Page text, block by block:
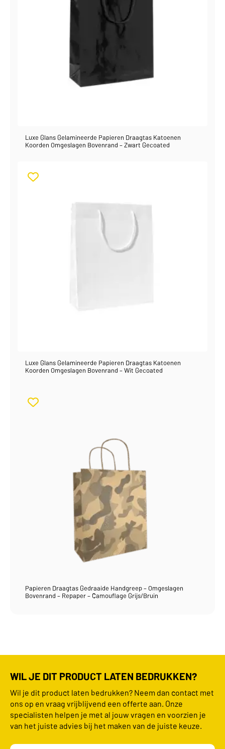
Luxe Glans Gelamineerde Papieren Draagtas Katoenen
Koorden Omgeslagen Bovenrand – Zwart Gecoated
Luxe Glans Gelamineerde Papieren Draagtas Katoenen
Koorden Omgeslagen Bovenrand – Wit Gecoated
Papieren Draagtas Gedraaide Handgreep – Omgeslagen
Bovenrand – Repaper – Camouflage Grijs/Bruin
WIL JE DIT PRODUCT LATEN BEDRUKKEN?
Wil je dit product laten bedrukken? Neem dan contact met
ons op en vraag vrijblijvend een offerte aan. Onze
specialisten helpen je met al jouw vragen en voorzien je
van het juiste advies bij het maken van de juiste keuze.